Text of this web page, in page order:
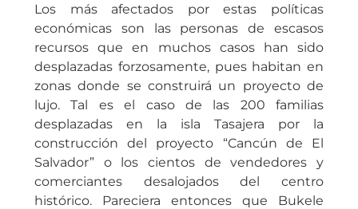
Los más afectados por estas políticas
económicas son las personas de escasos
recursos que en muchos casos han sido
desplazadas forzosamente, pues habitan en
zonas donde se construirá un proyecto de
lujo. Tal es el caso de las 200 familias
desplazadas en la isla Tasajera por la
construcción del proyecto “Cancún de El
Salvador” o los cientos de vendedores y
comerciantes desalojados del centro
histórico. Pareciera entonces que Bukele